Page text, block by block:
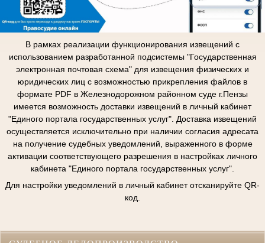
В рамках реализации функционирования извещений с
использованием разработанной подсистемы "Государственная
электронная почтовая схема" для извещения физических и
юридических лиц с возможностью прикрепления файлов в
формате PDF в Железнодорожном районном суде г.Пензы
имеется возможность доставки извещений в личный кабинет
"Единого портала государственных услуг". Доставка извещений
осуществляется исключительно при наличии согласия адресата
на получение судебных уведомлений, выраженного в форме
активации соответствующего разрешения в настройках личного
кабинета "Единого портала государственных услуг".
Для настройки уведомлений в личный кабинет отсканируйте QR-
код.